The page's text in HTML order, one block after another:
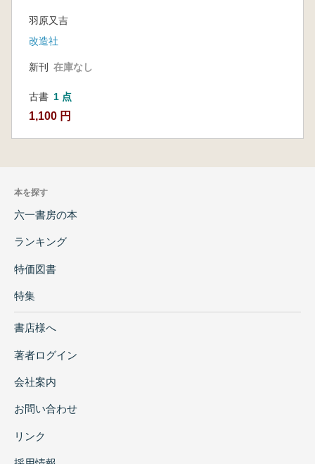
羽原又吉
改造社
新刊 在庫なし
古書 1 点
1,100 円
本を探す
六一書房の本
ランキング
特価図書
特集
書店様へ
著者ログイン
会社案内
お問い合わせ
リンク